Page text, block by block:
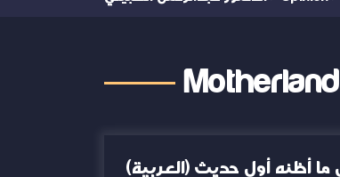
Motherland
(العربية) حول ما أظنه أول حديث